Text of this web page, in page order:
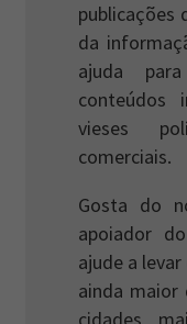
publicações
da
ajuda
conteúdos
vieses
comerciais.
Gosta do
apoiador
ajude a
ainda maior